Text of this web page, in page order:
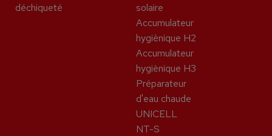
déchiqueté
solaire
Accumulateur
hygiènique H2
Accumulateur
hygiènique H3
Préparateur
d'eau chaude
UNICELL
NT-S